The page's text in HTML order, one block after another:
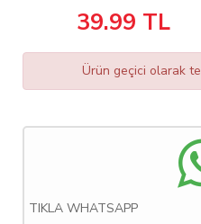
39.99 TL
Ürün geçici olarak
TIKLA WHATSAPP